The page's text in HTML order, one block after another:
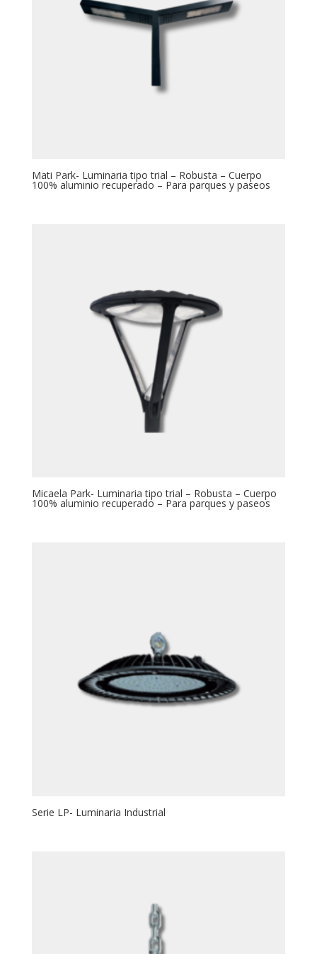
Mati Park- Luminaria tipo trial – Robusta – Cuerpo
100% aluminio recuperado – Para parques y paseos
Micaela Park- Luminaria tipo trial – Robusta – Cuerpo
100% aluminio recuperado – Para parques y paseos
Serie LP- Luminaria Industrial